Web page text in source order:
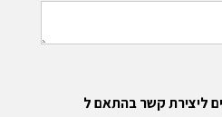
ליצירת קשר בהתאם ל